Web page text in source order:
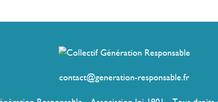
contact@generation-responsable.fr